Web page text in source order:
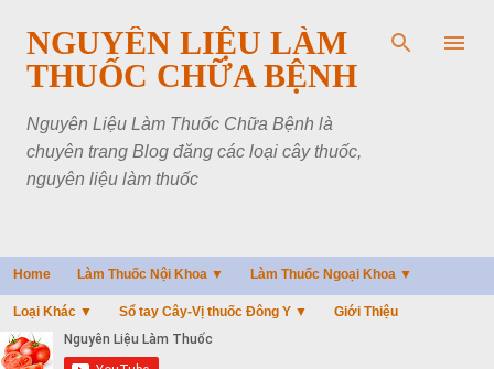
Chuyển đến nội dung chính
NGUYÊN LIỆU LÀM
THUỐC CHỮA BỆNH
Nguyên Liệu Làm Thuốc Chữa Bệnh là
chuyên trang Blog đăng các loại cây thuốc,
nguyên liệu làm thuốc
Home Làm Thuốc Nội Khoa ▼ Làm Thuốc Ngoại Khoa ▼
Loại Khác ▼ Sổ tay Cây-Vị thuốc Đông Y ▼ Giới Thiệu